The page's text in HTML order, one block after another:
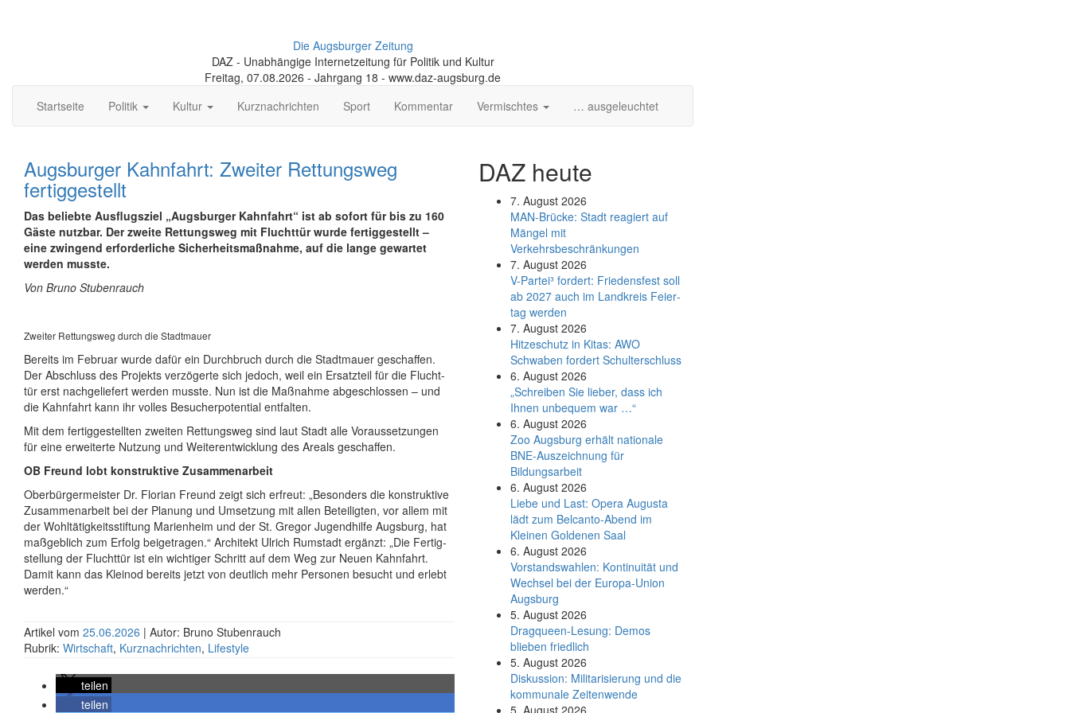
Die Augsburger Zeitung
DAZ - Unabhängige Internetzeitung für Politik und Kultur
Freitag, 07.08.2026 - Jahrgang 18 - www.daz-augsburg.de
Startseite
Politik Kultur Kurznachrichten Sport Kommentar Vermischtes … ausgeleuchtet
Augsburger Kahnfahrt: Zweiter Rettungsweg
fertiggestellt
Das beliebte Ausflugsziel „Augsburger Kahnfahrt“ ist ab sofort für bis zu 160
Gäste nutzbar. Der zweite Rettungsweg mit Flucht­tür wurde fertig­gestellt –
eine zwingend erforderliche Sicher­heits­maßnahme, auf die lange gewartet
werden musste.
Von Bruno Stubenrauch
Zweiter Rettungsweg durch die Stadtmauer
Bereits im Februar wurde dafür ein Durch­bruch durch die Stadt­mauer geschaffen.
Der Abschluss des Projekts verzögerte sich jedoch, weil ein Ersatz­teil für die Flucht­
tür erst nachgeliefert werden musste. Nun ist die Maßnahme abgeschlossen – und
die Kahnfahrt kann ihr volles Besucher­potential entfalten.
Mit dem fertig­gestellten zweiten Rettungs­weg sind laut Stadt alle Voraus­setzungen
für eine erweiterte Nutzung und Weiter­entwicklung des Areals geschaffen.
OB Freund lobt konstruktive Zusammenarbeit
Ober­bürger­meister Dr. Florian Freund zeigt sich erfreut: „Besonders die konstruktive
Zusammen­arbeit bei der Planung und Umsetzung mit allen Beteiligten, vor allem mit
der Wohl­tätig­keits­stiftung Marienheim und der St. Gregor Jugend­hilfe Augsburg, hat
maßgeblich zum Erfolg beigetragen.“ Architekt Ulrich Rumstadt ergänzt: „Die Fertig­
stellung der Flucht­tür ist ein wichtiger Schritt auf dem Weg zur Neuen Kahnfahrt.
Damit kann das Kleinod bereits jetzt von deutlich mehr Personen besucht und erlebt
werden.“
Artikel vom 25.06.2026 | Autor: Bruno Stubenrauch
Rubrik: Wirtschaft, Kurznachrichten, Lifestyle
teilen
teilen
DAZ heute
7. August 2026
MAN-Brücke: Stadt reagiert auf
Mängel mit
Verkehrsbeschränkungen
7. August 2026
V-Partei­³ fordert: Friedens­fest soll
ab 2027 auch im Land­kreis Feier­
tag werden
7. August 2026
Hitzeschutz in Kitas: AWO
Schwaben fordert Schulterschluss
6. August 2026
„Schreiben Sie lieber, dass ich
Ihnen unbequem war …“
6. August 2026
Zoo Augsburg erhält nationale
BNE-Auszeichnung für
Bildungsarbeit
6. August 2026
Liebe und Last: Opera Augusta
lädt zum Belcanto-Abend im
Kleinen Goldenen Saal
6. August 2026
Vorstandswahlen: Kontinuität und
Wechsel bei der Europa-Union
Augsburg
5. August 2026
Dragqueen-Lesung: Demos
blieben friedlich
5. August 2026
Diskussion: Mi­li­ta­ri­sie­rung und die
kommunale Zeitenwende
5. August 2026